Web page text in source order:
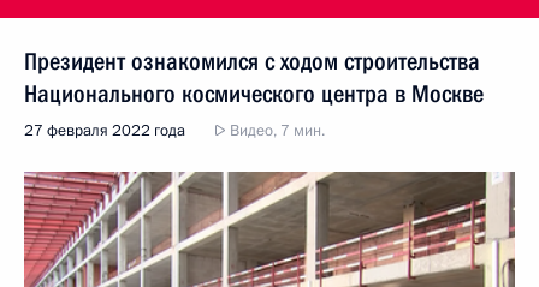
Президент ознакомился с ходом строительства
Национального космического центра в Москве
27 февраля 2022 года Видео, 7 мин.